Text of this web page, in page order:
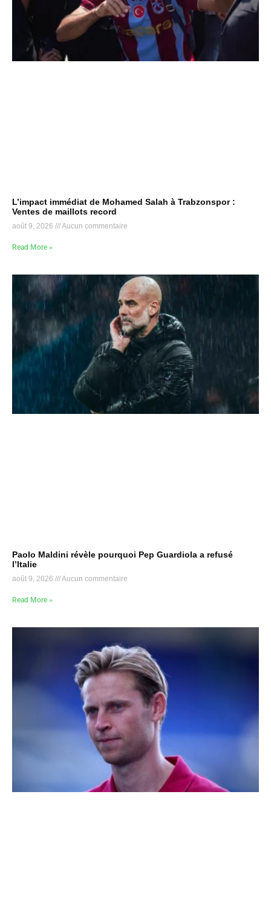
L’impact immédiat de Mohamed Salah à Trabzonspor :
Ventes de maillots record
août 9, 2026 Aucun commentaire
Read More »
Paolo Maldini révèle pourquoi Pep Guardiola a refusé
l’Italie
août 9, 2026 Aucun commentaire
Read More »